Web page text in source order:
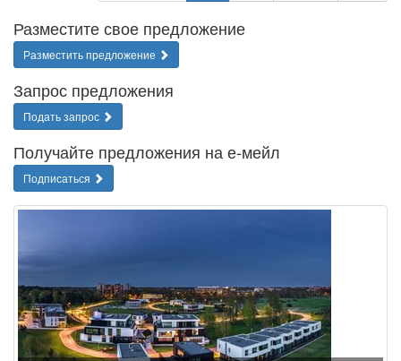
Разместите свое предложение
Разместить предложение
Запрос предложения
Подать запрос
Получайте предложения на е-мейл
Подписаться